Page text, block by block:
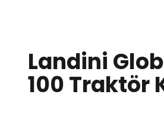
Landini
100 Traktör